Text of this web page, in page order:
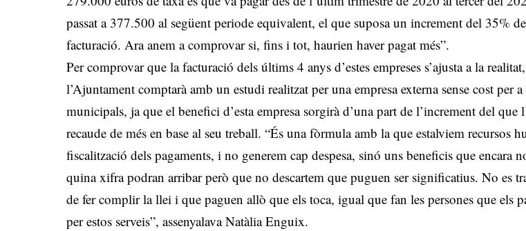
passat a 377.500 al següent periode equivalent, el que suposa un increment del 35%
facturació. Ara anem a comprovar si, fins i tot, haurien haver pagat més”.
Per comprovar que la facturació dels últims 4 anys d’estes empreses s’ajusta a la realitat,
l’Ajuntament comptarà amb un estudi realitzat per una empresa externa sense cost per a
municipals, ja que el benefici d’esta empresa sorgirà d’una part de l’increment del que
recaude de més en base al seu treball. “És una fòrmula amb la que estalviem recursos
fiscalització dels pagaments, i no generem cap despesa, sinó uns beneficis que encara
quina xifra podran arribar però que no descartem que puguen ser significatius. No es
de fer complir la llei i que paguen allò que els toca, igual que fan les persones que els
per estos serveis”, assenyalava Natàlia Enguix.